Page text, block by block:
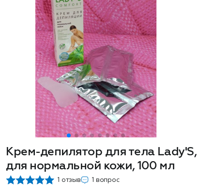
Крем-депилятор для тела Lady'S,
для нормальной кожи, 100 мл
1 отзыв 1 вопрос